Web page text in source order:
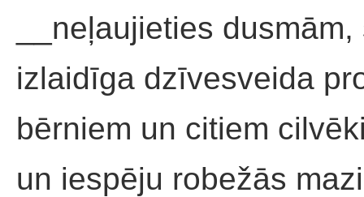
__neļaujieties
izlaidīga dzīvesveida
bērniem un citiem
un iespēju robežās